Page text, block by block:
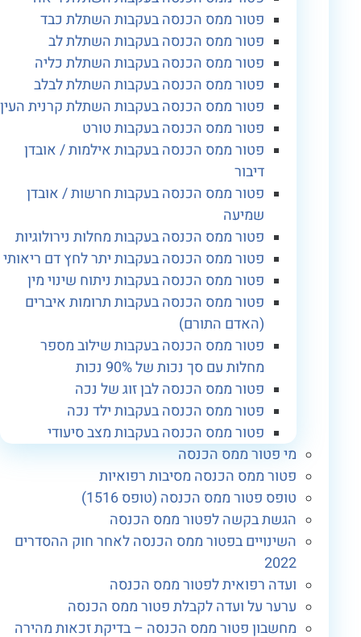
פטור ממס הכנסה בעקבות השתלת כבד
פטור ממס הכנסה בעקבות השתלת לב
פטור ממס הכנסה בעקבות השתלת כליה
פטור ממס הכנסה בעקבות השתלת לבלב
פטור ממס הכנסה בעקבות השתלת קרנית העין
פטור ממס הכנסה בעקבות טורט
פטור ממס הכנסה בעקבות אילמות / אובדן
פטור ממס הכנסה בעקבות חרשות / אובדן
פטור ממס הכנסה בעקבות מחלות נירולוגיות
פטור ממס הכנסה בעקבות יתר לחץ דם ריאותי
פטור ממס הכנסה בעקבות ניתוח שינוי מין
פטור ממס הכנסה בעקבות תרומות איברים
(האדם התורם)
פטור ממס הכנסה בעקבות שילוב מספר
מחלות עם סך נכות של 90% נכות
פטור ממס הכנסה לבן זוג של נכה
פטור ממס הכנסה בעקבות ילד נכה
פטור ממס הכנסה בעקבות מצב סיעודי
מי פטור ממס הכנסה
פטור ממס הכנסה מסיבות רפואיות
טופס פטור ממס הכנסה (טופס 1516)
הגשת בקשה לפטור ממס הכנסה
השינויים בפטור ממס הכנסה לאחר חוק ההסדרים
ועדה רפואית לפטור ממס הכנסה
ערער על ועדה לקבלת פטור ממס הכנסה
מחשבון פטור ממס הכנסה – בדיקת זכאות מהירה